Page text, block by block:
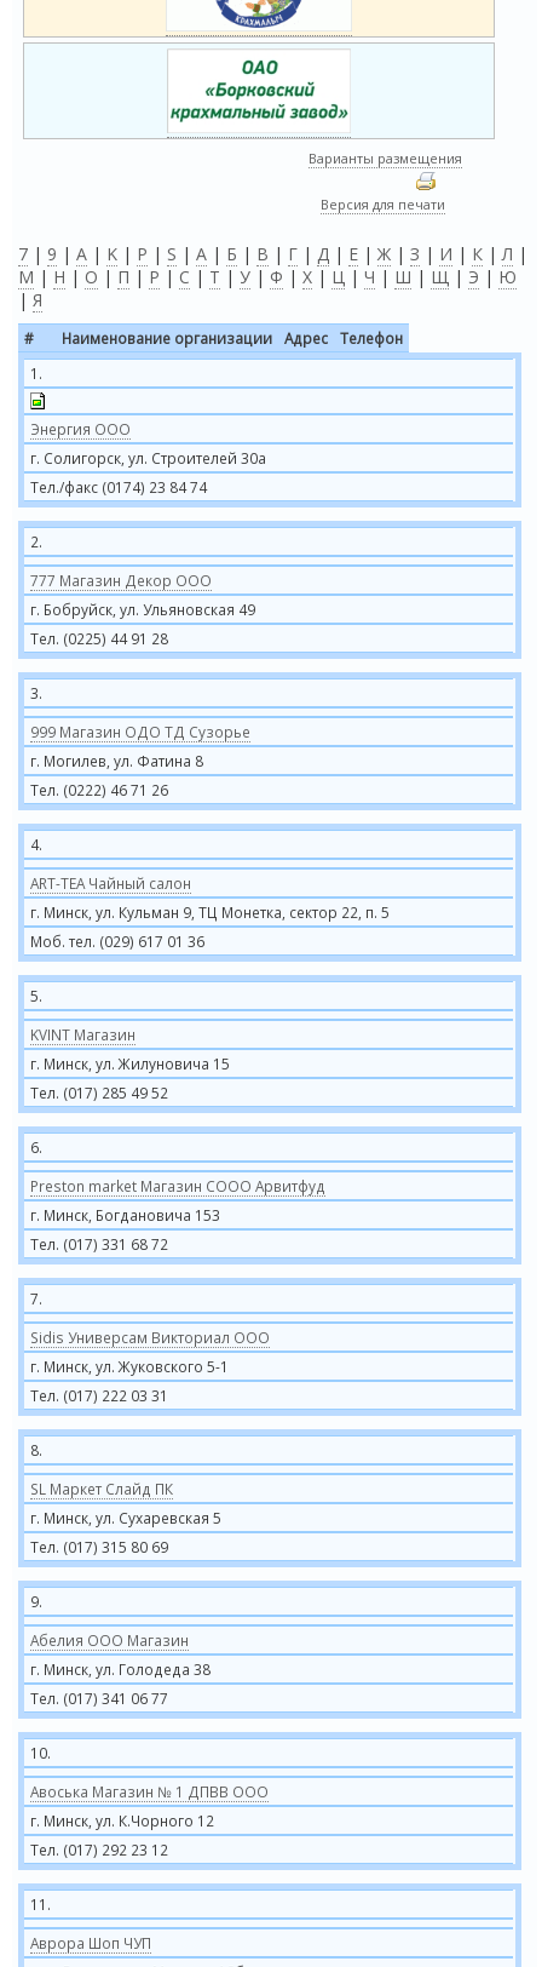
Варианты размещения
Версия для печати
7 | 9 | A | K | P | S | А | Б | В | Г | Д | Е | Ж | З | И | К |Л |
М | Н | О | П | Р | С | Т | У | Ф | Х | Ц | Ч | Ш | Щ | Э | Ю
| Я
# Наименование организации Адрес
Телефон
1.
Энергия ООО
г. Солигорск, ул. Строителей 30а
Тел./факс (0174) 23 84 74
2.
777 Магазин Декор ООО
г. Бобруйск, ул. Ульяновская 49
Тел. (0225) 44 91 28
3.
999 Магазин ОДО ТД Сузорье
г. Могилев, ул. Фатина 8
Тел. (0222) 46 71 26
4.
ART-TEA Чайный салон
г. Минск, ул. Кульман 9, ТЦ Монетка, сектор 22, п. 5
Моб. тел. (029) 617 01 36
5.
KVINT Магазин
г. Минск, ул. Жилуновича 15
Тел. (017) 285 49 52
6.
Preston market Магазин СООО Арвитфуд
г. Минск, Богдановича 153
Тел. (017) 331 68 72
7.
Sidis Универсам Викториал ООО
г. Минск, ул. Жуковского 5-1
Тел. (017) 222 03 31
8.
SL Маркет Слайд ПК
г. Минск, ул. Сухаревская 5
Тел. (017) 315 80 69
9.
Абелия ООО Магазин
г. Минск, ул. Голодеда 38
Тел. (017) 341 06 77
10.
Авоська Магазин № 1 ДПВВ ООО
г. Минск, ул. К.Чорного 12
Тел. (017) 292 23 12
11.
Аврора Шоп ЧУП